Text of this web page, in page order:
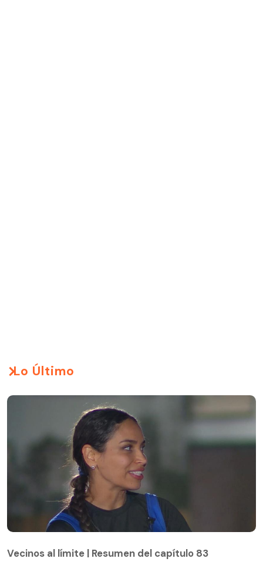
Lo Último
Vecinos al límite | Resumen del capítulo 83